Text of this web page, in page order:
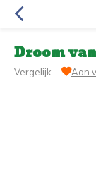
Droom
Vergelijk Aan